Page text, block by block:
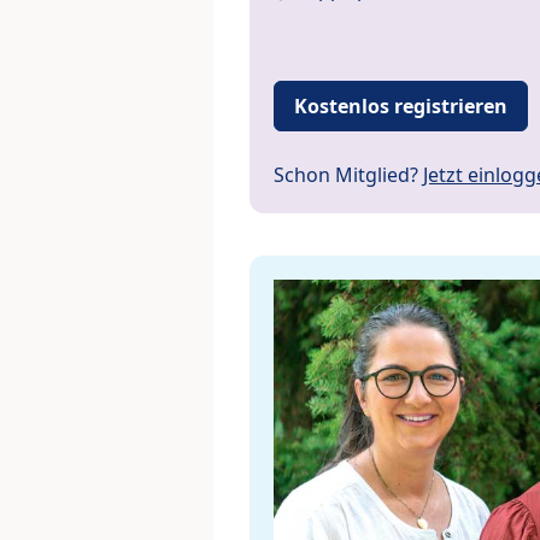
Kostenlos registrieren
Schon Mitglied? Jetzt